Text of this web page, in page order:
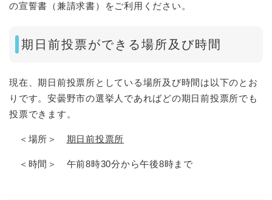
の宣誓書（兼請求書）をご利用ください。
期日前投票ができる場所及び時間
現在、期日前投票所としている場所及び時間は以下のとお
りです。安曇野市の選挙人であればどの期日前投票所でも
投票できます。
＜場所＞ 期日前投票所
＜時間＞ 午前8時30分から午後8時まで